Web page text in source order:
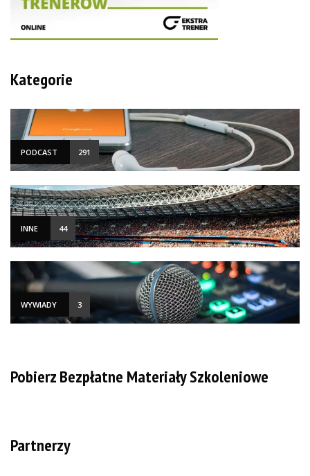
Kategorie
PODCAST 291
INNE 44
WYWIADY 3
Pobierz Bezpłatne Materiały Szkoleniowe
Partnerzy